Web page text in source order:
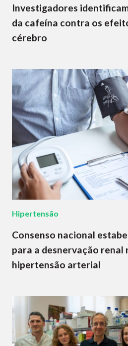
Investigadores
da cafeína contra os
cérebro
Hipertensão
Consenso nacional
para a desnervação
hipertensão arterial